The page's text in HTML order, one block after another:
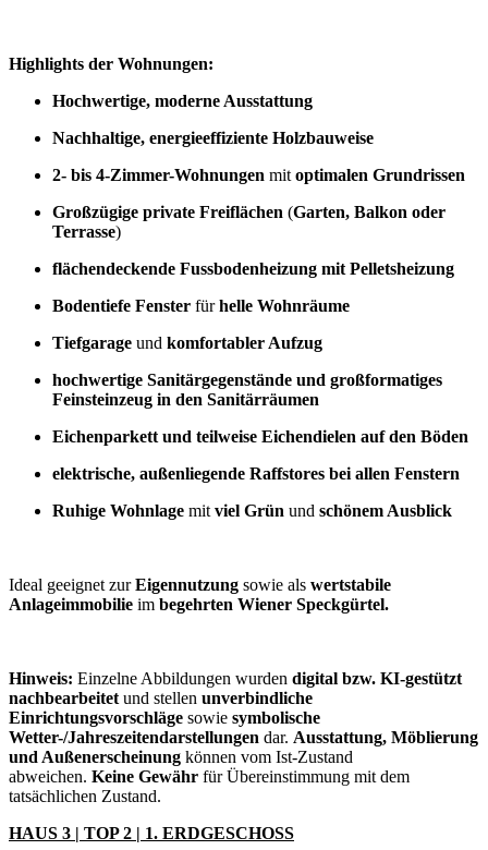
Highlights der Wohnungen:
Hochwertige, moderne Ausstattung
Nachhaltige, energieeffiziente Holzbauweise
2- bis 4-Zimmer-Wohnungen mit optimalen Grundrissen
Großzügige private Freiflächen (Garten, Balkon oder
Terrasse)
flächendeckende Fussbodenheizung mit Pelletsheizung
Bodentiefe Fenster fürhelle Wohnräume
Tiefgarage und komfortabler Aufzug
hochwertige Sanitärgegenstände und großformatiges
Feinsteinzeug in den Sanitärräumen
Eichenparkett und teilweise Eichendielen auf den Böden
elektrische, außenliegende Raffstores bei allen Fenstern
Ruhige Wohnlage mit viel Grün und schönem Ausblick
Ideal geeignet zurEigennutzung sowie als wertstabile
Anlageimmobilie im begehrten Wiener Speckgürtel.
Hinweis: Einzelne Abbildungen wurden digital bzw. KI-gestützt
nachbearbeitet und stellen unverbindliche
Einrichtungsvorschläge sowie symbolische
Wetter-/Jahreszeitendarstellungen dar. Ausstattung, Möblierung
und Außenerscheinung können vom Ist-Zustand
abweichen. Keine Gewähr für Übereinstimmung mit dem
tatsächlichen Zustand.
HAUS 3 | TOP 2 | 1. ERDGESCHOSS